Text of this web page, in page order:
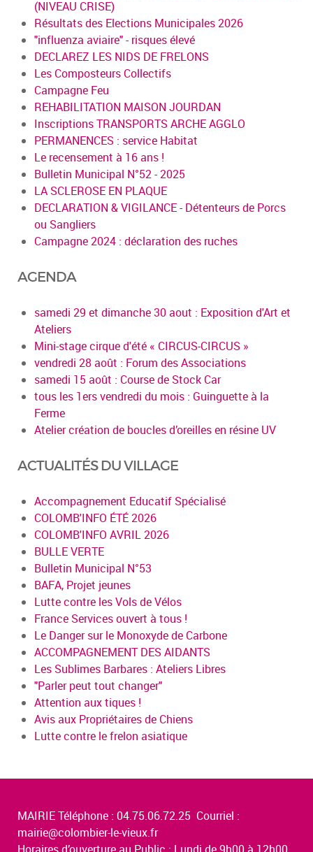
(NIVEAU CRISE)
Résultats des Elections Municipales 2026
"influenza aviaire" - risques élevé
DECLAREZ LES NIDS DE FRELONS
Les Composteurs Collectifs
Campagne Feu
REHABILITATION MAISON JOURDAN
Inscriptions TRANSPORTS ARCHE AGGLO
PERMANENCES : service Habitat
Le recensement à 16 ans !
Bulletin Municipal N°52 - 2025
LA SCLEROSE EN PLAQUE
DECLARATION & VIGILANCE - Détenteurs de Porcs
ou Sangliers
Campagne 2024 : déclaration des ruches
AGENDA
samedi 29 et dimanche 30 aout : Exposition d'Art et
Ateliers
Mini-stage cirque d'été « CIRCUS-CIRCUS »
vendredi 28 août : Forum des Associations
samedi 15 août : Course de Stock Car
tous les 1ers vendredi du mois : Guinguette à la
Ferme
Atelier création de boucles d’oreilles en résine UV
ACTUALITÉS DU VILLAGE
Accompagnement Educatif Spécialisé
COLOMB'INFO ÉTÉ 2026
COLOMB'INFO AVRIL 2026
BULLE VERTE
Bulletin Municipal N°53
BAFA, Projet jeunes
Lutte contre les Vols de Vélos
France Services ouvert à tous !
Le Danger sur le Monoxyde de Carbone
ACCOMPAGNEMENT DES AIDANTS
Les Sublimes Barbares : Ateliers Libres
"Parler peut tout changer"
Attention aux tiques !
Avis aux Propriétaires de Chiens
Lutte contre le frelon asiatique
MAIRIE Téléphone : 04.75.06.72.25 Courriel :
mairie@colombier-le-vieux.fr